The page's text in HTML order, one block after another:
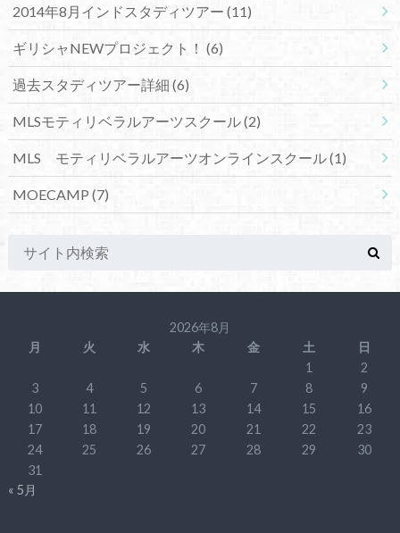
2014年8月インドスタディツアー (11)
ギリシャNEWプロジェクト！ (6)
過去スタディツアー詳細 (6)
MLSモティリベラルアーツスクール(2)
MLS モティリベラルアーツオンラインスクール(1)
MOECAMP (7)
2026年8月
月
火 水 木 金 土
日
1
2
3
4 5 6 7 8
9
10
11 12 13 14 15
16
17
18 19 20 21 22
23
24
25 26 27 28 29
30
31
« 5月